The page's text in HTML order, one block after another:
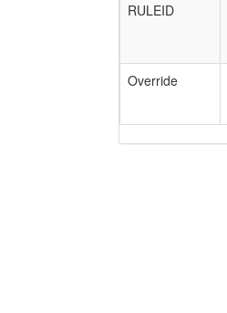
RULEID
Override